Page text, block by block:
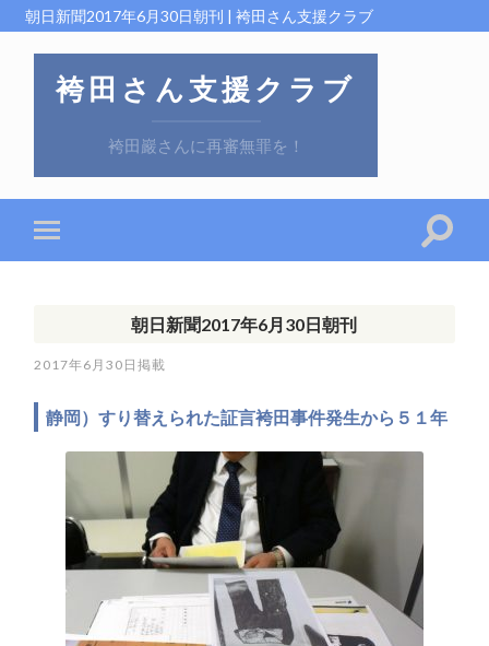
朝日新聞2017年6月30日朝刊 | 袴田さん支援クラブ
袴田さん支援クラブ
袴田巖さんに再審無罪を！
朝日新聞2017年6月30日朝刊
2017年6月30日
静岡）すり替えられた証言袴田事件発生から５１年